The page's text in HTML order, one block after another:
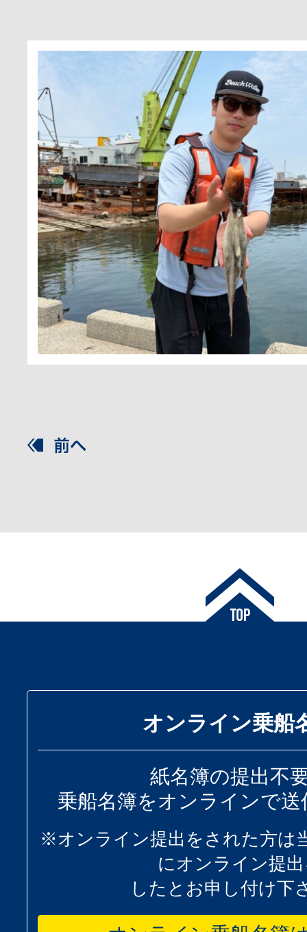
オンライン乗船
紙名簿の提出不
乗船名簿をオンラインで
※オンライン提出をされた方は
にオンライン提
したとお申し付け下